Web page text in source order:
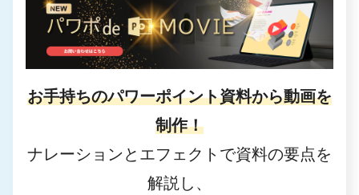
お手持ちのパワーポイント資料から動画を
制作！
ナレーションとエフェクトで資料の要点を
解説し、